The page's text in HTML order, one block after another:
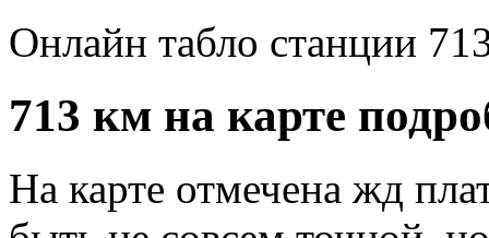
Онлайн табло станции
713 км на карте
На карте отмечена жд